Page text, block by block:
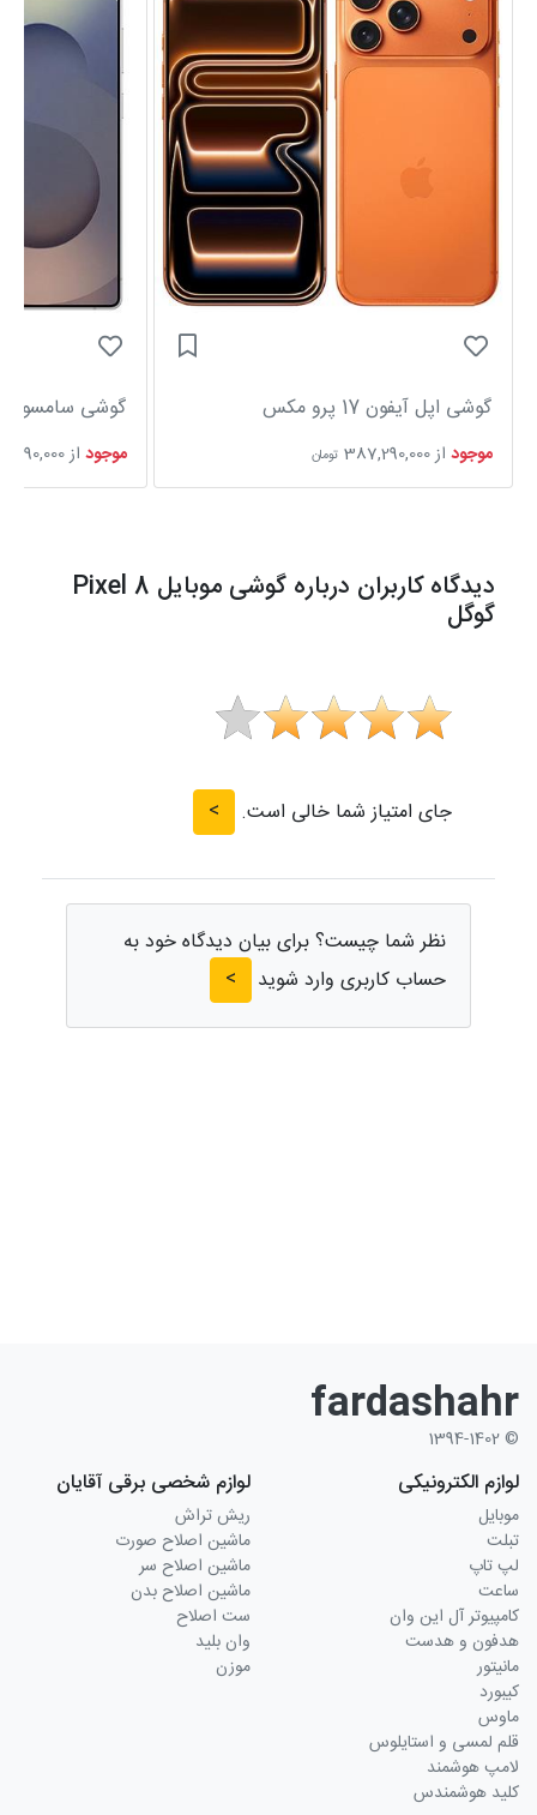
گوشی اپل آیفون 17 پرو مکس
موجود از387,290,000 تومان
گوشی سامسونگ Galaxy S25 Ultra
موجود از
دیدگاه کاربران درباره گوشی موبایل Pixel 8
گوگل
جای امتیاز شما خالی است. >
نظر شما چیست؟ برای بیان دیدگاه خود به
حساب کاربری وارد شوید
>
fardashahr
© 1394-1402
لوازم الکترونیکی
موبایل
تبلت
لپ تاپ
ساعت
کامپیوتر آل این وان
هدفون و هدست
مانیتور
کیبورد
ماوس
قلم لمسی و استایلوس
لامپ هوشمند
کلید هوشمندس
لوازم شخصی برقی آقایان
ریش تراش
ماشین اصلاح صورت
ماشین اصلاح سر
ماشین اصلاح بدن
ست اصلاح
وان بلید
موزن